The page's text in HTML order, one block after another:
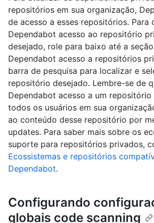
repositórios em sua organização,
de acesso a esses repositórios. Para
Dependabot acesso ao repositório
desejado, role para baixo até a
Dependabot acesso a repositórios
barra de pesquisa para localizar e
repositório desejado. Lembre-se de
Dependabot acesso a um
todos os usuários em sua
ao conteúdo desse repositório por
updates. Para saber mais sobre os
suporte para repositórios privados,
Ecossistemas e repositórios
Dependabot.
Configurando
globais code scanning